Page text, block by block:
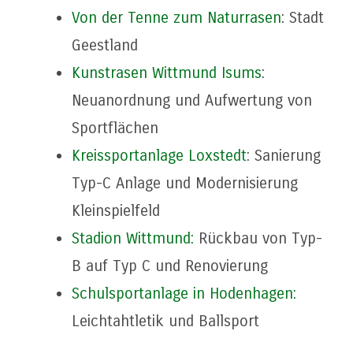
Von der Tenne zum Naturrasen: Stadt
Geestland
Kunstrasen Wittmund Isums:
Neuanordnung und Aufwertung von
Sportflächen
Kreissportanlage Loxstedt: Sanierung
Typ-C Anlage und Modernisierung
Kleinspielfeld
Stadion Wittmund: Rückbau von Typ-
B auf Typ C und Renovierung
Schulsportanlage in Hodenhagen:
Leichtahtletik und Ballsport